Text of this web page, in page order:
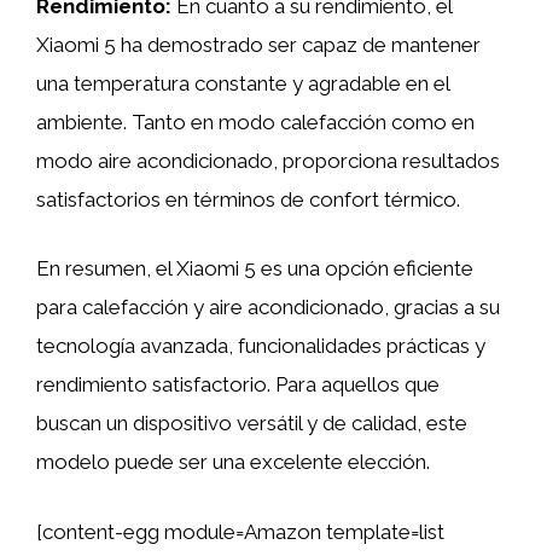
Rendimiento: En cuanto a su rendimiento, el
Xiaomi 5 ha demostrado ser capaz de mantener
una temperatura constante y agradable en el
ambiente. Tanto en modo calefacción como en
modo aire acondicionado, proporciona resultados
satisfactorios en términos de confort térmico.
En resumen, el Xiaomi 5 es una opción eficiente
para calefacción y aire acondicionado, gracias a su
tecnología avanzada, funcionalidades prácticas y
rendimiento satisfactorio. Para aquellos que
buscan un dispositivo versátil y de calidad, este
modelo puede ser una excelente elección.
[content-egg module=Amazon template=list